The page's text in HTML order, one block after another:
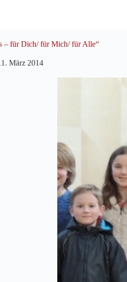
– für Dich/ für Mich/ für Alle“
März 2014